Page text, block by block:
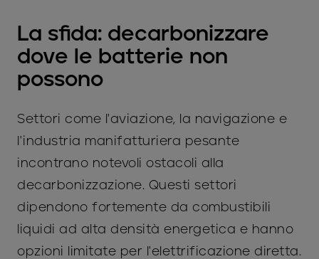
La sfida: decarbonizzare
dove le batterie non
possono
Settori come l'aviazione, la navigazione e
l'industria manifatturiera pesante
incontrano notevoli ostacoli alla
decarbonizzazione. Questi settori
dipendono fortemente da combustibili
liquidi ad alta densità energetica e hanno
opzioni limitate per l'elettrificazione diretta.